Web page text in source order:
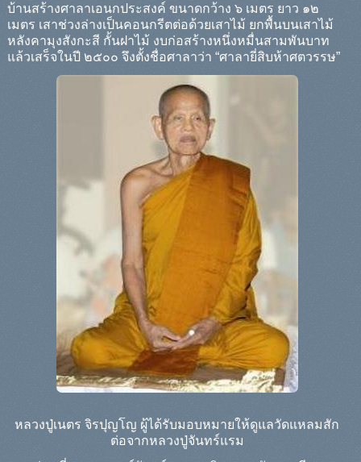
บ้านสร้างศาลาเอนกประสงค์ ขนาดกว้าง ๖ เมตร ยาว ๑๒
เมตร เสาช่วงล่างเป็นคอนกรีตต่อด้วยเสาไม้ ยกพื้นบนเสาไม้
หลังคามุงสังกะสี กั้นฝาไม้ งบก่อสร้างหนึ่งหมื่นสามพันบาท
แล้วเสร็จในปี ๒๕๐๐ จึงตั้งชื่อศาลาว่า “ศาลายี่สิบห้าศตวรรษ”
หลวงปู่เนตร จิรปุญโญ ผู้ได้รับมอบหมายให้ดูแลวัดแหลมสัก
ต่อจากหลวงปู่จันทร์แรม